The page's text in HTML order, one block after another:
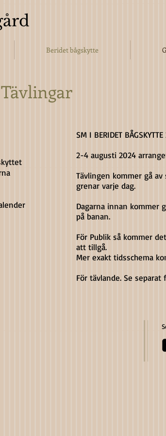
Beridet bågskytte
Tävlingar
SM I BERIDET
2-4 augusti 2024
Tävlingen kommer gå
grenar varje dag.
Dagarna innan kommer
på banan.
För Publik så kommer
att tillgå.
Mer exakt tidsschema
För tävlande. Se separat